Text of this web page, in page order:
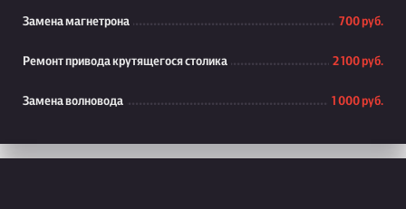
Замена магнетрона 700 руб.
Ремонт привода крутящегося столика 2 100 руб.
Замена волновода 1 000 руб.